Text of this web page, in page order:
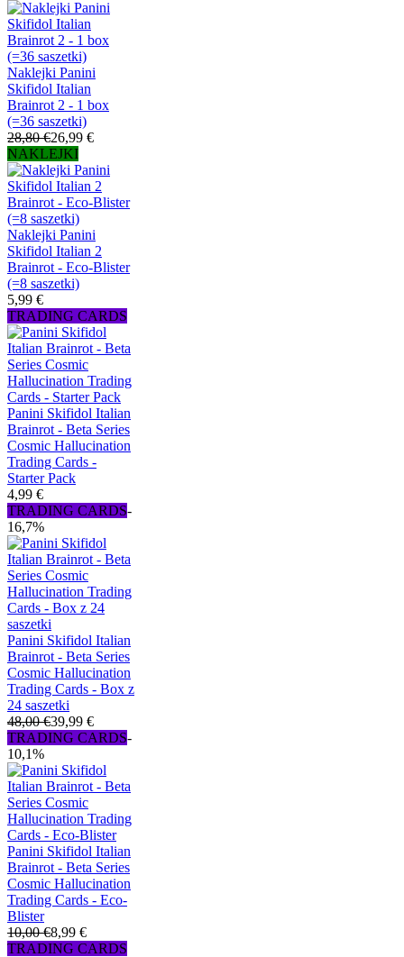
Naklejki Panini
Skifidol Italian
Brainrot 2 - 1 box
(=36 saszetki)
28,80 €26,99 €
NAKLEJKI
Naklejki Panini
Skifidol Italian 2
Brainrot - Eco-Blister
(=8 saszetki)
5,99 €
TRADING CARDS
Panini Skifidol Italian
Brainrot - Beta Series
Cosmic Hallucination
Trading Cards -
Starter Pack
4,99 €
TRADING CARDS-
16,7%
Panini Skifidol Italian
Brainrot - Beta Series
Cosmic Hallucination
Trading Cards - Box z
24 saszetki
48,00 €39,99 €
TRADING CARDS-
10,1%
Panini Skifidol Italian
Brainrot - Beta Series
Cosmic Hallucination
Trading Cards - Eco-
Blister
10,00 €8,99 €
TRADING CARDS